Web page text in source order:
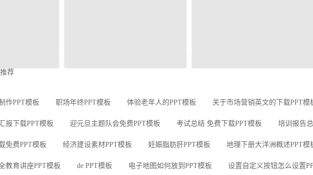
荐
作PPT模板 职场年终PPT模板 体验老年人的PPT模板 关于市场营销英文的下载PPT模
报下载PPT模板 迎元旦主题队会免费PPT模板 考试总结 免费下载PPT模板 培训报告
免费PPT模板 经济建设素材PPT模板 妊娠脂肪肝PPT模板 地理下册大洋洲概述PPT模
教育讲座PPT模板 de PPT模板 电子地图如何放到PPT模板 设置自定义按钮怎么设置